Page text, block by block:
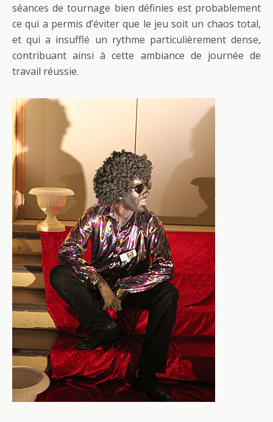
séances de tournage bien définies est probablement
ce qui a permis d’éviter que le jeu soit un chaos total,
et qui a insufflé un rythme particulièrement dense,
contribuant ainsi à cette ambiance de journée de
travail réussie.